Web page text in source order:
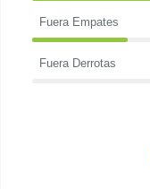
Fuera Empates
Fuera Derrotas